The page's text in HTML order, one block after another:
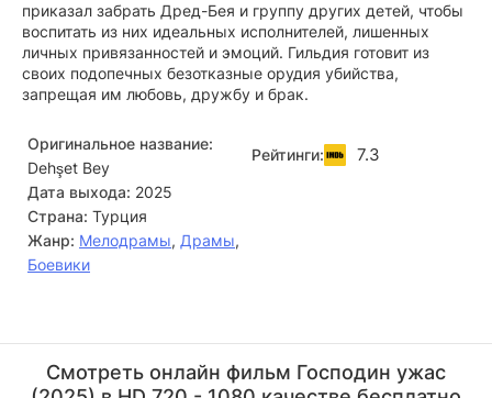
приказал забрать Дред-Бея и группу других детей, чтобы
воспитать из них идеальных исполнителей, лишенных
личных привязанностей и эмоций. Гильдия готовит из
своих подопечных безотказные орудия убийства,
запрещая им любовь, дружбу и брак.
Оригинальное название:
Dehşet Bey
Дата выхода: 2025
Страна: Турция
Жанр: Мелодрамы, Драмы,
Боевики
Рейтинги: 7.3
(Hot Dog)
(Nejat Kanije)
Смотреть онлайн фильм Господин ужас